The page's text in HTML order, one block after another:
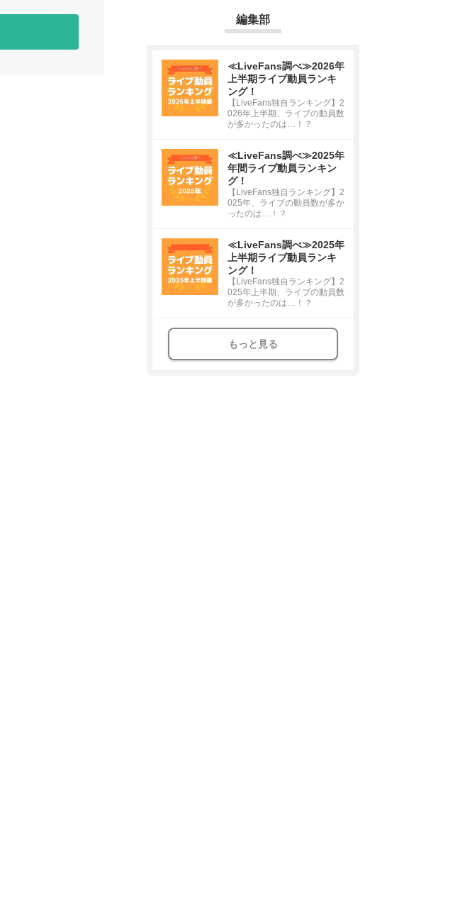
編集部
≪LiveFans調べ≫2026年
上半期ライブ動員ランキ
ング！
【LiveFans独自ランキング】2
026年上半期、ライブの動員数
が多かったのは…！？
≪LiveFans調べ≫2025年
年間ライブ動員ランキン
グ！
【LiveFans独自ランキング】2
025年、ライブの動員数が多か
ったのは…！？
≪LiveFans調べ≫2025年
上半期ライブ動員ランキ
ング！
【LiveFans独自ランキング】2
025年上半期、ライブの動員数
が多かったのは…！？
もっと見る